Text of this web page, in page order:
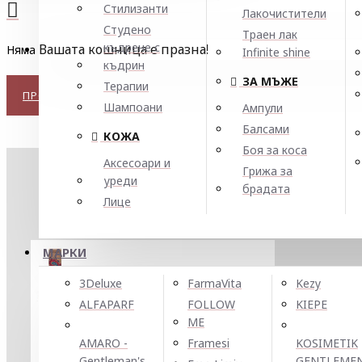
Стилизанти
Студено
къдрене с
къдрин
Терапии
Шампоани
КОЖА
Аксесоари и
уреди
Лице
Лакочистители
Траен лак
Infinite shine
ЗА МЪЖЕ
Ампули
Балсами
Боя за коса
Грижа за
брадата
МАРКИ
3Deluxe
ALFAPARF
AMARO -
FarmaVita
FOLLOW
ME
Framesi
Kezy
KIEPE
KOSIMETIK
Вашата кошница е празна!
Няма производители в списъка.
ПРОДЪЛЖЕТЕ
НАЙ-ТЪРСЕНИ
Боя за коса Farmavita Life Color Plus 100ml
11.20 € / 21.91 лв.